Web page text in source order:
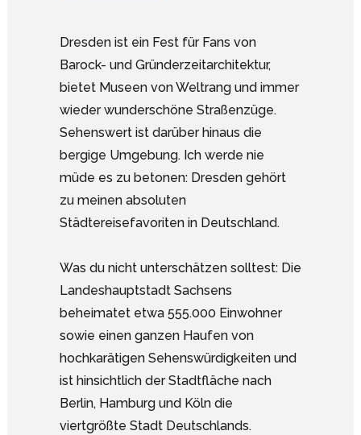
Dresden ist ein Fest für Fans von
Barock- und Gründerzeitarchitektur,
bietet Museen von Weltrang und immer
wieder wunderschöne Straßenzüge.
Sehenswert ist darüber hinaus die
bergige Umgebung. Ich werde nie
müde es zu betonen: Dresden gehört
zu meinen absoluten
Städtereisefavoriten in Deutschland.
Was du nicht unterschätzen solltest: Die
Landeshauptstadt Sachsens
beheimatet etwa 555.000 Einwohner
sowie einen ganzen Haufen von
hochkarätigen Sehenswürdigkeiten und
ist hinsichtlich der Stadtfläche nach
Berlin, Hamburg und Köln die
viertgrößte Stadt Deutschlands.